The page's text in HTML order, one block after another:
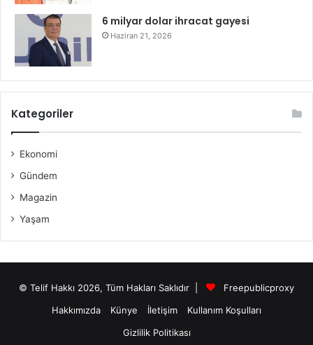
6 milyar dolar ihracat gayesi
Haziran 21, 2026
Kategoriler
Ekonomi
Gündem
Magazin
Yaşam
© Telif Hakkı 2026, Tüm Hakları Saklıdır |
Freepublicproxy
Hakkımızda
Künye İletişim
Kullanım Koşulları
Gizlilik Politikası